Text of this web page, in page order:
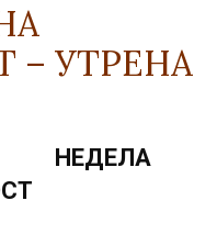
– УТРЕНА
НЕДЕЛА